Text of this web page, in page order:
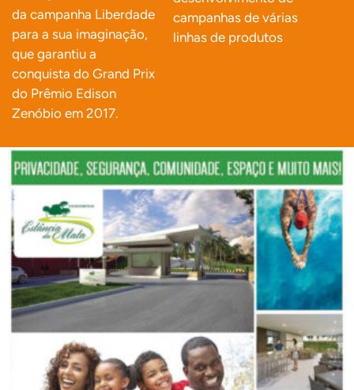
da campanha Liberdade
para a sua imaginação,
que garantiu a
conquista do Grand Prix
do Prêmio Edison
Zenóbio em 2017.
campanhas de várias
linhas de produtos